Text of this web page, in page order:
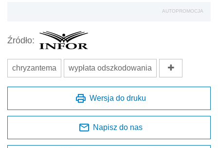
AUTOPROMOCJA
Źródło:
chryzantema wypłata odszkodowania
Wersja do druku
Napisz do nas